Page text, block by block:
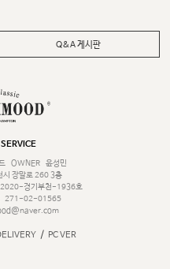
Q&A 게시판
OWNER
윤성민
시 장말로 260 3층
경기부천-1936호
271-02-01565
/ PC VER